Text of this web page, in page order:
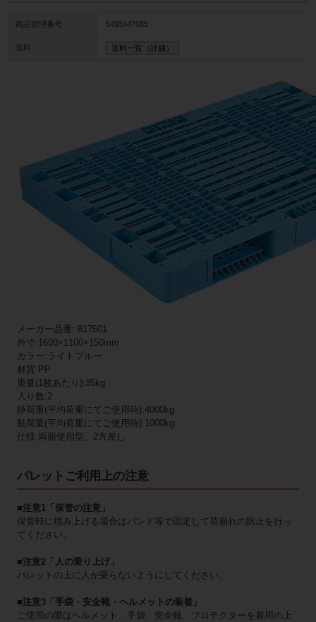
商品管理番号 5493447085
送料 送料一覧（詳細）
メーカー品番: 817601
外寸:1600×1100×150mm
カラー:ライトブルー
材質:PP
重量(1枚あたり):35kg
入り数:2
静荷重(平均荷重にてご使用時):4000kg
動荷重(平均荷重にてご使用時):1000kg
仕様:両面使用型、2方差し
パレットご利用上の注意
■注意1「保管の注意」
保管時に積み上げる場合はバンド等で固定して荷崩れの防止を行っ
てください。
■注意2「人の乗り上げ」
パレットの上に人が乗らないようにしてください。
■注意3「手袋・安全靴・ヘルメットの装着」
ご使用の際はヘルメット、手袋、安全靴、プロテクターを着用の上